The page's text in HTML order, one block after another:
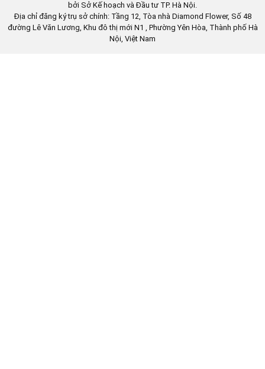
bởi Sở Kế hoạch và Đầu tư TP. Hà Nội.
Địa chỉ đăng ký trụ sở chính: Tầng 12, Tòa nhà Diamond Flower, Số 48
đường Lê Văn Lương, Khu đô thị mới N1 , Phường Yên Hòa, Thành phố Hà
Nội, Việt Nam